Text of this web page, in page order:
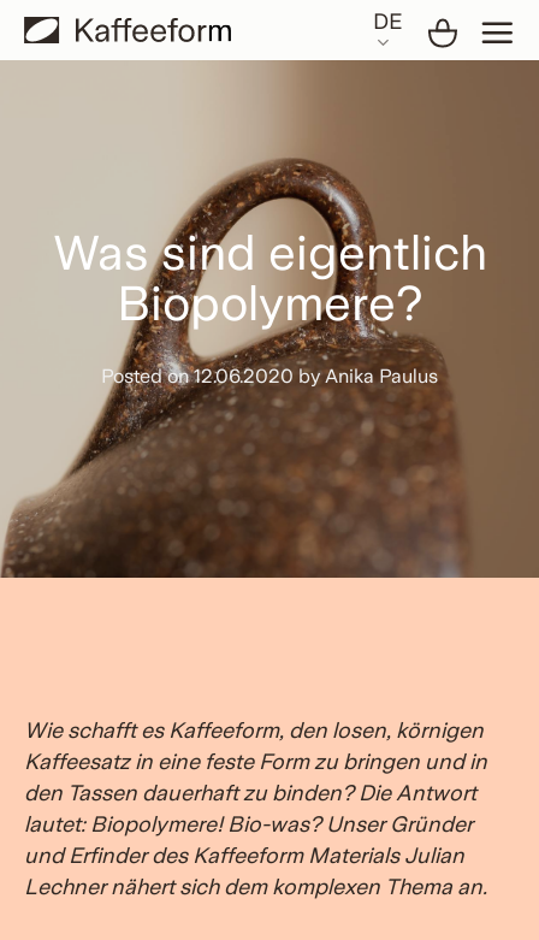
Skip
DE
Was sind eigentlich
Biopolymere?
Posted on12.06.2020 byAnika Paulus
Wie schafft es Kaffeeform, den losen, körnigen
Kaffeesatz in eine feste Form zu bringen und in
den Tassen dauerhaft zu binden? Die Antwort
lautet: Biopolymere! Bio-was? Unser Gründer
und Erfinder des Kaffeeform Materials Julian
Lechner nähert sich dem komplexen Thema an.